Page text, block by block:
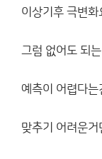
이상기후 극변
그럼 없어도 되
예측이 어렵다는
맞추기 어려운